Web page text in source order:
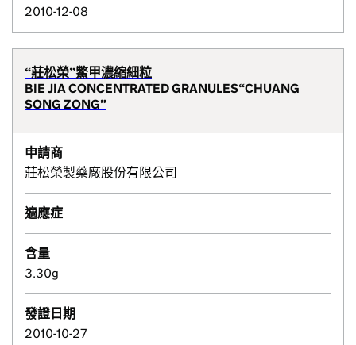
2010-12-08
“莊松榮”鱉甲濃縮細粒
BIE JIA CONCENTRATED GRANULES“CHUANG
SONG ZONG”
申請商
莊松榮製藥廠股份有限公司
適應症
含量
3.30g
發證日期
2010-10-27